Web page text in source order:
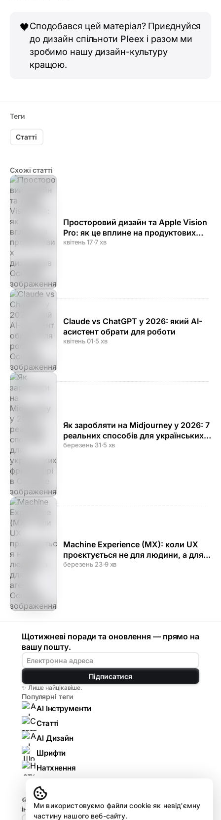
🖤Сподобався цей матеріал? Приєднуйся
до дизайн спільноти Pleex і разом ми
зробимо нашу дизайн-культуру
кращою.
Теги
Статті
Схожі статті
Просторовий дизайн та Apple Vision
Pro: як це вплине на продуктових
дизайнерів
квітень 17·7 хв
Claude vs ChatGPT у 2026: який AI-
асистент обрати для роботи
квітень 01·5 хв
Як заробляти на Midjourney у 2026: 7
реальних способів для українських
фрилансерів
березень 31·5 хв
Machine Experience (MX): коли UX
проєктується не для людини, а для
AI-агента
березень 23·9 хв
Щотижневі поради та оновлення — прямо на
вашу пошту.
Підписатися
✨ Лише найцікавіше.
Популярні теги
AI Інструменти
Статті
AI Дизайн
Шрифти
Натхнення
© 2026
інструменти, гайди, огляди.
Ми використовуємо файли cookie як невід'ємну
частину нашого веб-сайту.